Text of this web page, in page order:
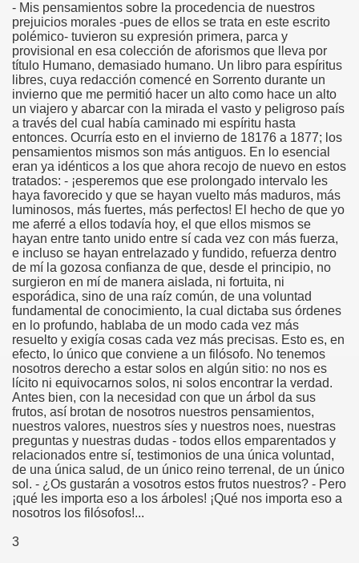
- Mis pensamientos sobre la procedencia de nuestros
prejuicios morales -pues de ellos se trata en este escrito
polémico- tuvieron su expresión primera, parca y
provisional en esa colección de aforismos que lleva por
título Humano, demasiado humano. Un libro para espíritus
libres, cuya redacción comencé en Sorrento durante un
invierno que me permitió hacer un alto como hace un alto
un viajero y abarcar con la mirada el vasto y peligroso país
a través del cual había caminado mi espíritu hasta
entonces. Ocurría esto en el invierno de 18176 a 1877; los
pensamientos mismos son más antiguos. En lo esencial
eran ya idénticos a los que ahora recojo de nuevo en estos
tratados: - ¡esperemos que ese prolongado intervalo les
haya favorecido y que se hayan vuelto más maduros, más
luminosos, más fuertes, más perfectos! El hecho de que yo
me aferré a ellos todavía hoy, el que ellos mismos se
hayan entre tanto unido entre sí cada vez con más fuerza,
e incluso se hayan entrelazado y fundido, refuerza dentro
de mí la gozosa confianza de que, desde el principio, no
surgieron en mí de manera aislada, ni fortuita, ni
esporádica, sino de una raíz común, de una voluntad
fundamental de conocimiento, la cual dictaba sus órdenes
en lo profundo, hablaba de un modo cada vez más
resuelto y exigía cosas cada vez más precisas. Esto es, en
efecto, lo único que conviene a un filósofo. No tenemos
nosotros derecho a estar solos en algún sitio: no nos es
lícito ni equivocarnos solos, ni solos encontrar la verdad.
Antes bien, con la necesidad con que un árbol da sus
frutos, así brotan de nosotros nuestros pensamientos,
nuestros valores, nuestros síes y nuestros noes, nuestras
preguntas y nuestras dudas - todos ellos emparentados y
relacionados entre sí, testimonios de una única voluntad,
de una única salud, de un único reino terrenal, de un único
sol. - ¿Os gustarán a vosotros estos frutos nuestros? - Pero
¡qué les importa eso a los árboles! ¡Qué nos importa eso a
nosotros los filósofos!...
3